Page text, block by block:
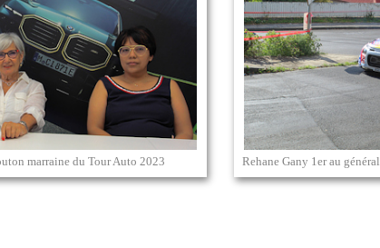
marraine du Tour Auto 2023 Rehane Gany 1er au général